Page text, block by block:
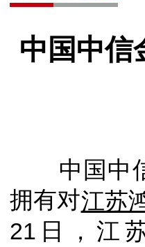
中国中信
中国中信
拥有对江苏
21日，江